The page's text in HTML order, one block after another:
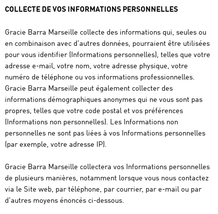
COLLECTE DE VOS INFORMATIONS PERSONNELLES
Gracie Barra Marseille collecte des informations qui, seules ou
en combinaison avec d’autres données, pourraient être utilisées
pour vous identifier (Informations personnelles), telles que votre
adresse e-mail, votre nom, votre adresse physique, votre
numéro de téléphone ou vos informations professionnelles.
Gracie Barra Marseille peut également collecter des
informations démographiques anonymes qui ne vous sont pas
propres, telles que votre code postal et vos préférences
(Informations non personnelles). Les Informations non
personnelles ne sont pas liées à vos Informations personnelles
(par exemple, votre adresse IP).
Gracie Barra Marseille collectera vos Informations personnelles
de plusieurs manières, notamment lorsque vous nous contactez
via le Site web, par téléphone, par courrier, par e-mail ou par
d’autres moyens énoncés ci-dessous.